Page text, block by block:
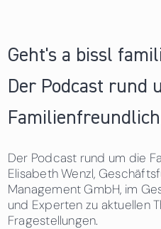
Geht's a bissl
Der Podcast rund
Der Podcast rund um die
Elisabeth Wenzl,
Management GmbH, im
und Experten zu aktuellen
Fragestellungen.